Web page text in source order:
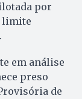
por
limite
em análise
preso
de